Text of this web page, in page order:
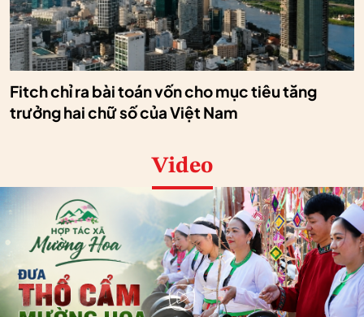
Fitch chỉ ra bài toán vốn cho mục tiêu tăng
trưởng hai chữ số của Việt Nam
Video